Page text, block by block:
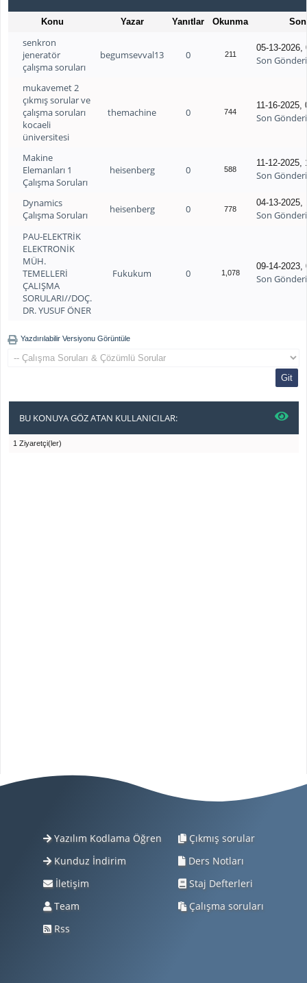
Konu Yazar Yanıtlar Okunma
senkron
jeneratör
çalışma soruları
begumsevval13 0 211
05-13-2026,
Son Gönderi
mukavemet 2
çıkmış sorular ve
çalışma soruları
kocaeli
üniversitesi
themachine 0 744
11-16-2025,
Son Gönderi
Makine
Elemanları 1
Çalışma Soruları
heisenberg 0 588
11-12-2025,
Son Gönderi
Dynamics
Çalışma Soruları
heisenberg 0 778
04-13-2025,
Son Gönderi
PAU-ELEKTRİK
ELEKTRONİK
MÜH.
TEMELLERİ
ÇALIŞMA
SORULARI//DOÇ.
DR. YUSUF ÖNER
Fukukum 0 1,078
09-14-2023,
Son Gönderi
Yazdırılabilir Versiyonu Görüntüle
BU KONUYA GÖZ ATAN KULLANICILAR:
1 Ziyaretçi(ler)
Yazılım Kodlama Öğren
Kunduz İndirim
İletişim
Team
Rss
Çıkmış sorular
Ders Notları
Staj Defterleri
Çalışma soruları